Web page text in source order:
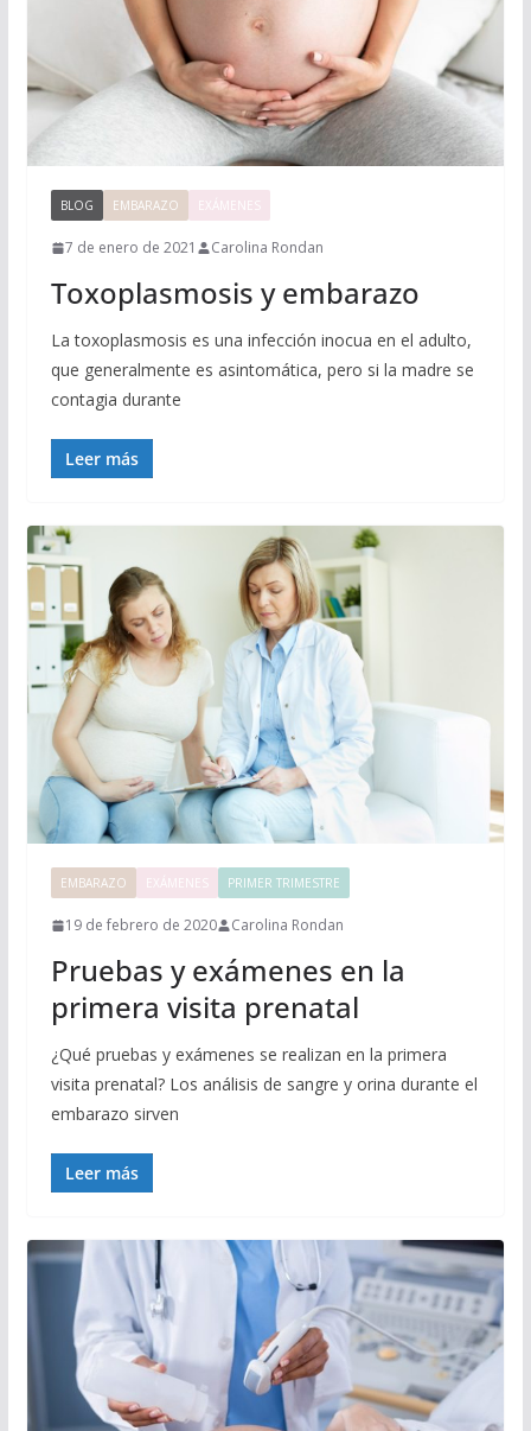
BLOG EMBARAZO EXÁMENES
7 de enero de 2021 Carolina Rondan
Toxoplasmosis y embarazo
La toxoplasmosis es una infección inocua en el adulto,
que generalmente es asintomática, pero si la madre se
contagia durante
Leer más
EMBARAZO EXÁMENES PRIMER TRIMESTRE
19 de febrero de 2020 Carolina Rondan
Pruebas y exámenes en la
primera visita prenatal
¿Qué pruebas y exámenes se realizan en la primera
visita prenatal? Los análisis de sangre y orina durante el
embarazo sirven
Leer más